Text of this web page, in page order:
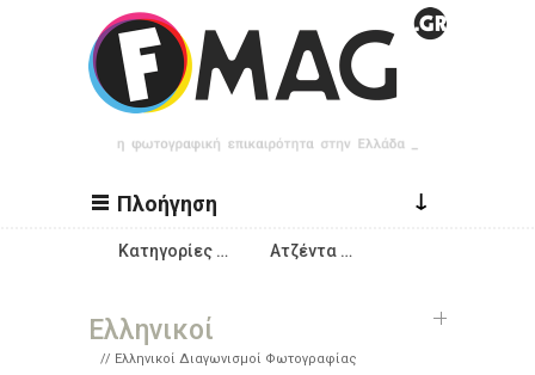
Παράκαμψη προς το κυρίως περιεχόμενο
Πλοήγηση ↓
Κατηγορίες … Ατζέντα …
Ελληνικοί
Ελληνικοί Διαγωνισμοί Φωτογραφίας